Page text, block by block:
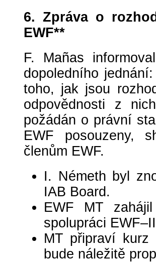
6. Zpráva o
EWF**
F. Mañas
dopoledního
toho, jak jsou
odpovědnosti z
požádán o právní
EWF posouzeny,
členům EWF.
I. Németh byl
IAB Board.
EWF MT
spolupráci
MT připraví kurz
bude náležitě